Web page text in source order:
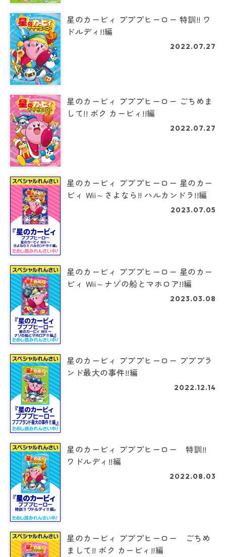
星のカービィ プププヒーロー 特訓!! ワ
ドルディ!!編
2022.07.27
星のカービィ プププヒーロー ごちめま
して!! ボク カービィ!!編
2022.07.27
星のカービィ プププヒーロー 星のカー
ビィ Wii～さよなら!! ハルカンドラ!!編
2023.07.05
星のカービィ プププヒーロー 星のカー
ビィ Wii～ナゾの船とマホロア!!編
2023.03.08
星のカービィ プププヒーロー プププラ
ンド最大の事件!!編
2022.12.14
星のカービィ プププヒーロー 特訓!!
ワドルディ!!編
2022.08.03
星のカービィ プププヒーロー ごちめ
まして!! ボク カービィ!!編